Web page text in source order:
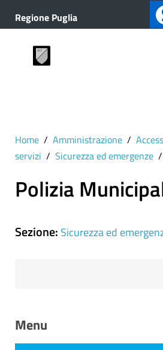
Regione Puglia
Home Amministrazione
servizi
Sicurezza ed emergenze
Polizia
Sezione: Sicurezza ed
Menu